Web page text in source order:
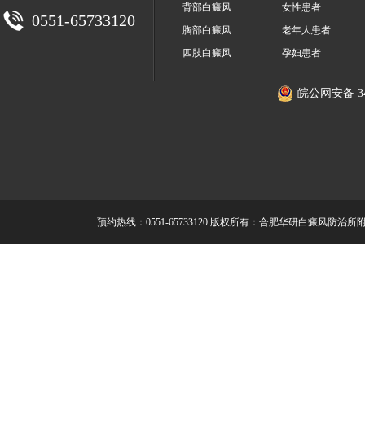
0551-65733120
背部白癜风
胸部白癜风
四肢白癜风
女性患者
老年人患者
孕妇患者
皖公网安备
预约热线：0551-65733120 版权所有：合肥华研白癜风防治所